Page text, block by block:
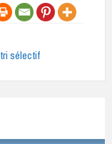
tri sélectif